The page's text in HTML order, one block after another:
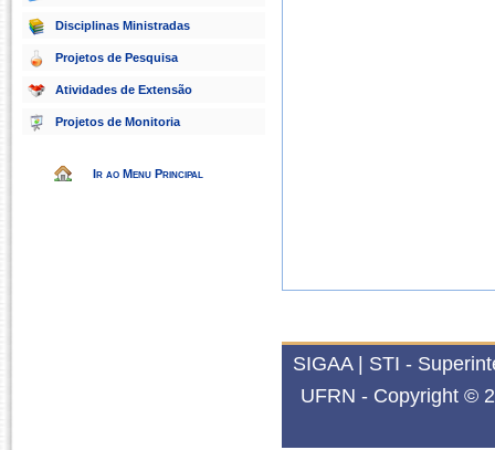
Disciplinas Ministradas
Projetos de Pesquisa
Atividades de Extensão
Projetos de Monitoria
Ir ao Menu Principal
SIGAA | STI -
UFRN - Copyright ©